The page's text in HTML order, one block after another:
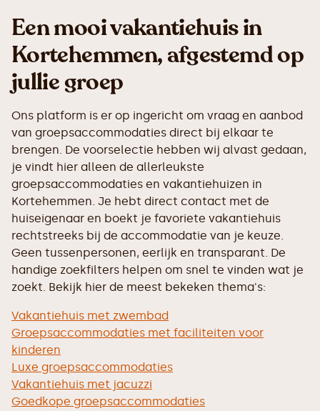
Een mooi vakantiehuis in
Kortehemmen, afgestemd op
jullie groep
Ons platform is er op ingericht om vraag en aanbod
van groepsaccommodaties direct bij elkaar te
brengen. De voorselectie hebben wij alvast gedaan,
je vindt hier alleen de allerleukste
groepsaccommodaties en vakantiehuizen in
Kortehemmen. Je hebt direct contact met de
huiseigenaar en boekt je favoriete vakantiehuis
rechtstreeks bij de accommodatie van je keuze.
Geen tussenpersonen, eerlijk en transparant. De
handige zoekfilters helpen om snel te vinden wat je
zoekt. Bekijk hier de meest bekeken thema's:
Vakantiehuis met zwembad
Groepsaccommodaties met faciliteiten voor
kinderen
Luxe groepsaccommodaties
Vakantiehuis met jacuzzi
Goedkope groepsaccommodaties